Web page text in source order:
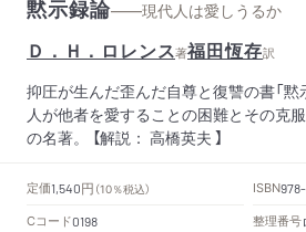
黙示録論——現代人は愛しうるか
Ｄ．Ｈ．ロレンス著福田恆存訳
抑圧が生んだ歪んだ自尊と復讐の書「黙
人が他者を愛することの困難とその克
の名著。 【解説： 高橋英夫 】
定価1,540円 （10％税込） ISBN
Cコード0198 整理番号